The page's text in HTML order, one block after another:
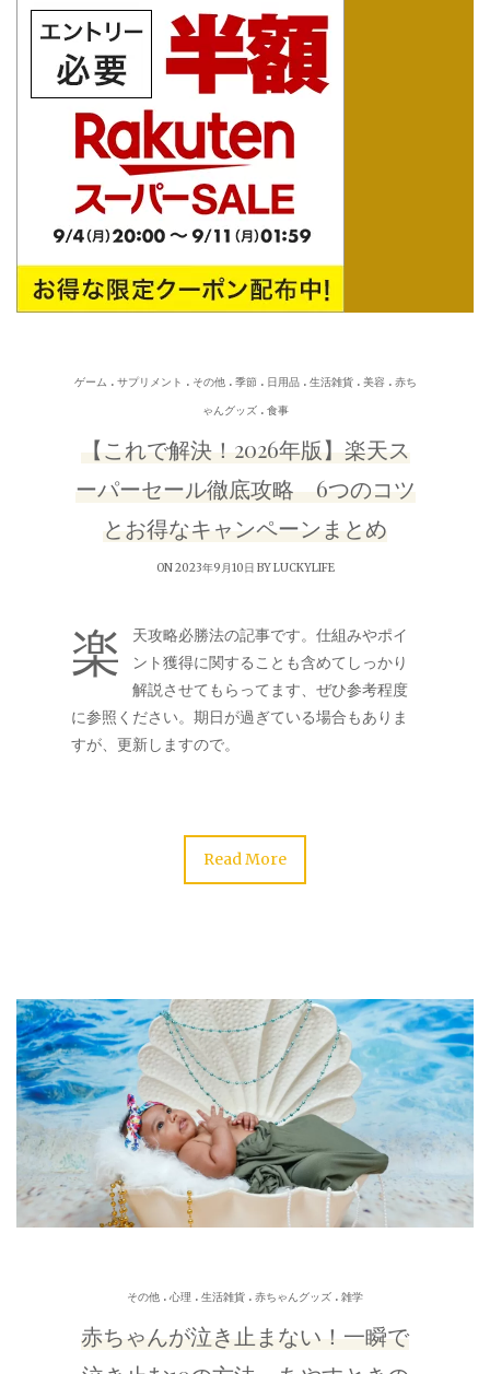
ゲーム . サプリメント . その他. 季節 . 日用品. 生活雑貨. 美容 . 赤ち
ゃんグッズ. 食事
【これで解決！2026年版】楽天ス
ーパーセール徹底攻略 6つのコツ
とお得なキャンペーンまとめ
ON 2023年9月10日 BYLUCKYLIFE
楽
天攻略必勝法の記事です。仕組みやポイ
ント獲得に関することも含めてしっかり
解説させてもらってます、ぜひ参考程度
に参照ください。期日が過ぎている場合もありま
すが、更新しますので。
Read More
その他 . 心理 . 生活雑貨 . 赤ちゃんグッズ . 雑学
赤ちゃんが泣き止まない！一瞬で